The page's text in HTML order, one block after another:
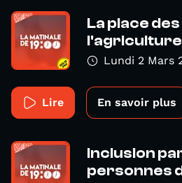
La place
l'agriculture
Lundi 2 Mars
Lire En savoir plus
Inclusion
personnes